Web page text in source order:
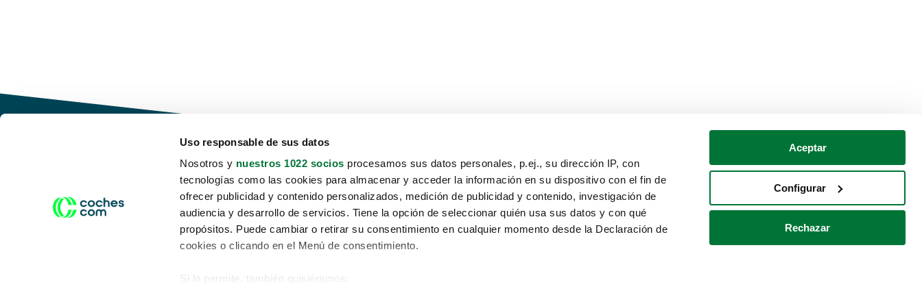
Uso responsable de sus datos
Nosotros y nuestros 1022 socios procesamos sus datos personales, p.ej., su dirección IP, con
tecnologías como las cookies para almacenar y acceder la información en su dispositivo con el fin de
ofrecer publicidad y contenido personalizados, medición de publicidad y contenido, investigación de
audiencia y desarrollo de servicios. Tiene la opción de seleccionar quién usa sus datos y con qué
propósitos. Puede cambiar o retirar su consentimiento en cualquier momento desde la Declaración de
cookies o clicando en el Menú de consentimiento.
Si lo permite, también quisiéramos:
Aceptar
Configurar
Rechazar
Conduce tu futuro,
desata tu movilidad